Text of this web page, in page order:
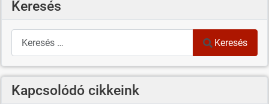
Keresés
Keresés
Keresés
Kapcsolódó cikkeink